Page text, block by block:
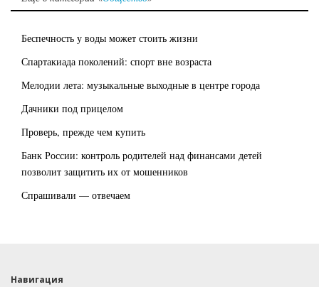
Беспечность у воды может стоить жизни
Спартакиада поколений: спорт вне возраста
Мелодии лета: музыкальные выходные в центре города
Дачники под прицелом
Проверь, прежде чем купить
Банк России: контроль родителей над финансами детей
позволит защитить их от мошенников
Спрашивали — отвечаем
Навигация